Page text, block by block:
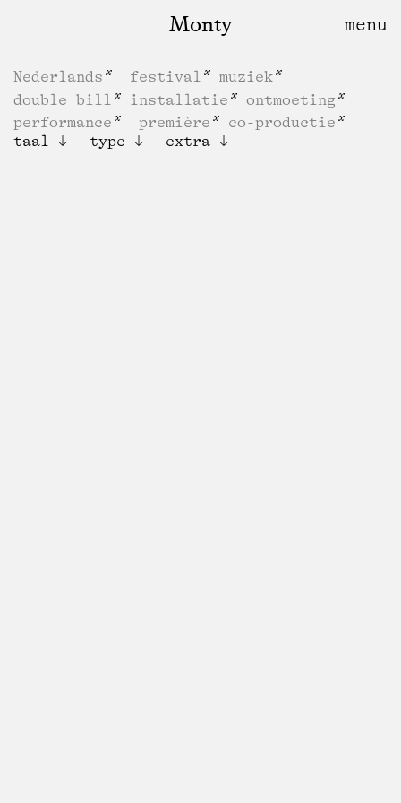
Monty
Nederlands festival
muziek
double bill
installatie
ontmoeting
performance
première
co-productie
taal
type extra